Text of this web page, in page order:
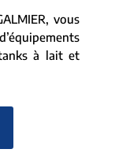
vous
à lait et